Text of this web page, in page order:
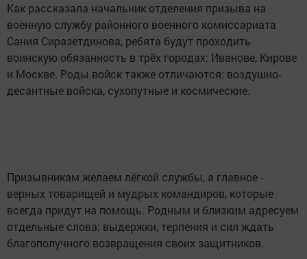
Как рассказала начальник отделения призыва на
военную службу районного военного комиссариата
Сания Сиразетдинова, ребята будут проходить
воинскую обязанность в трёх городах: Иванове, Кирове
и Москве. Роды войск также отличаются: воздушно-
десантные войска, сухопутные и космические.
Призывникам желаем лёгкой службы, а главное -
верных товарищей и мудрых командиров, которые
всегда придут на помощь. Родным и близким адресуем
отдельные слова: выдержки, терпения и сил ждать
благополучного возвращения своих защитников.